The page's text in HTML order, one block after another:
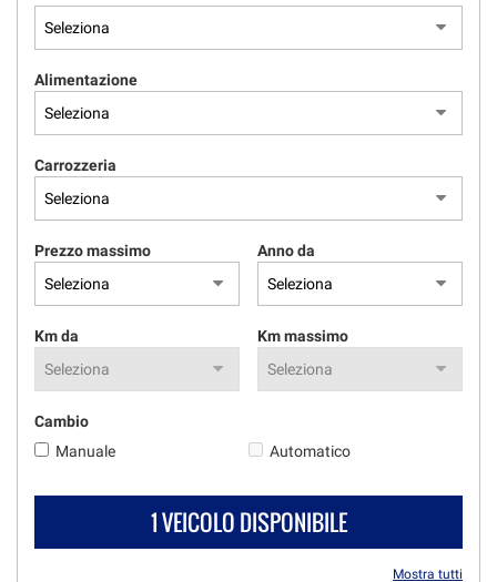
Alimentazione
Carrozzeria
Prezzo massimo Anno da
Km da Km massimo
Cambio
Manuale
Automatico
1 VEICOLO DISPONIBILE
Mostra tutti